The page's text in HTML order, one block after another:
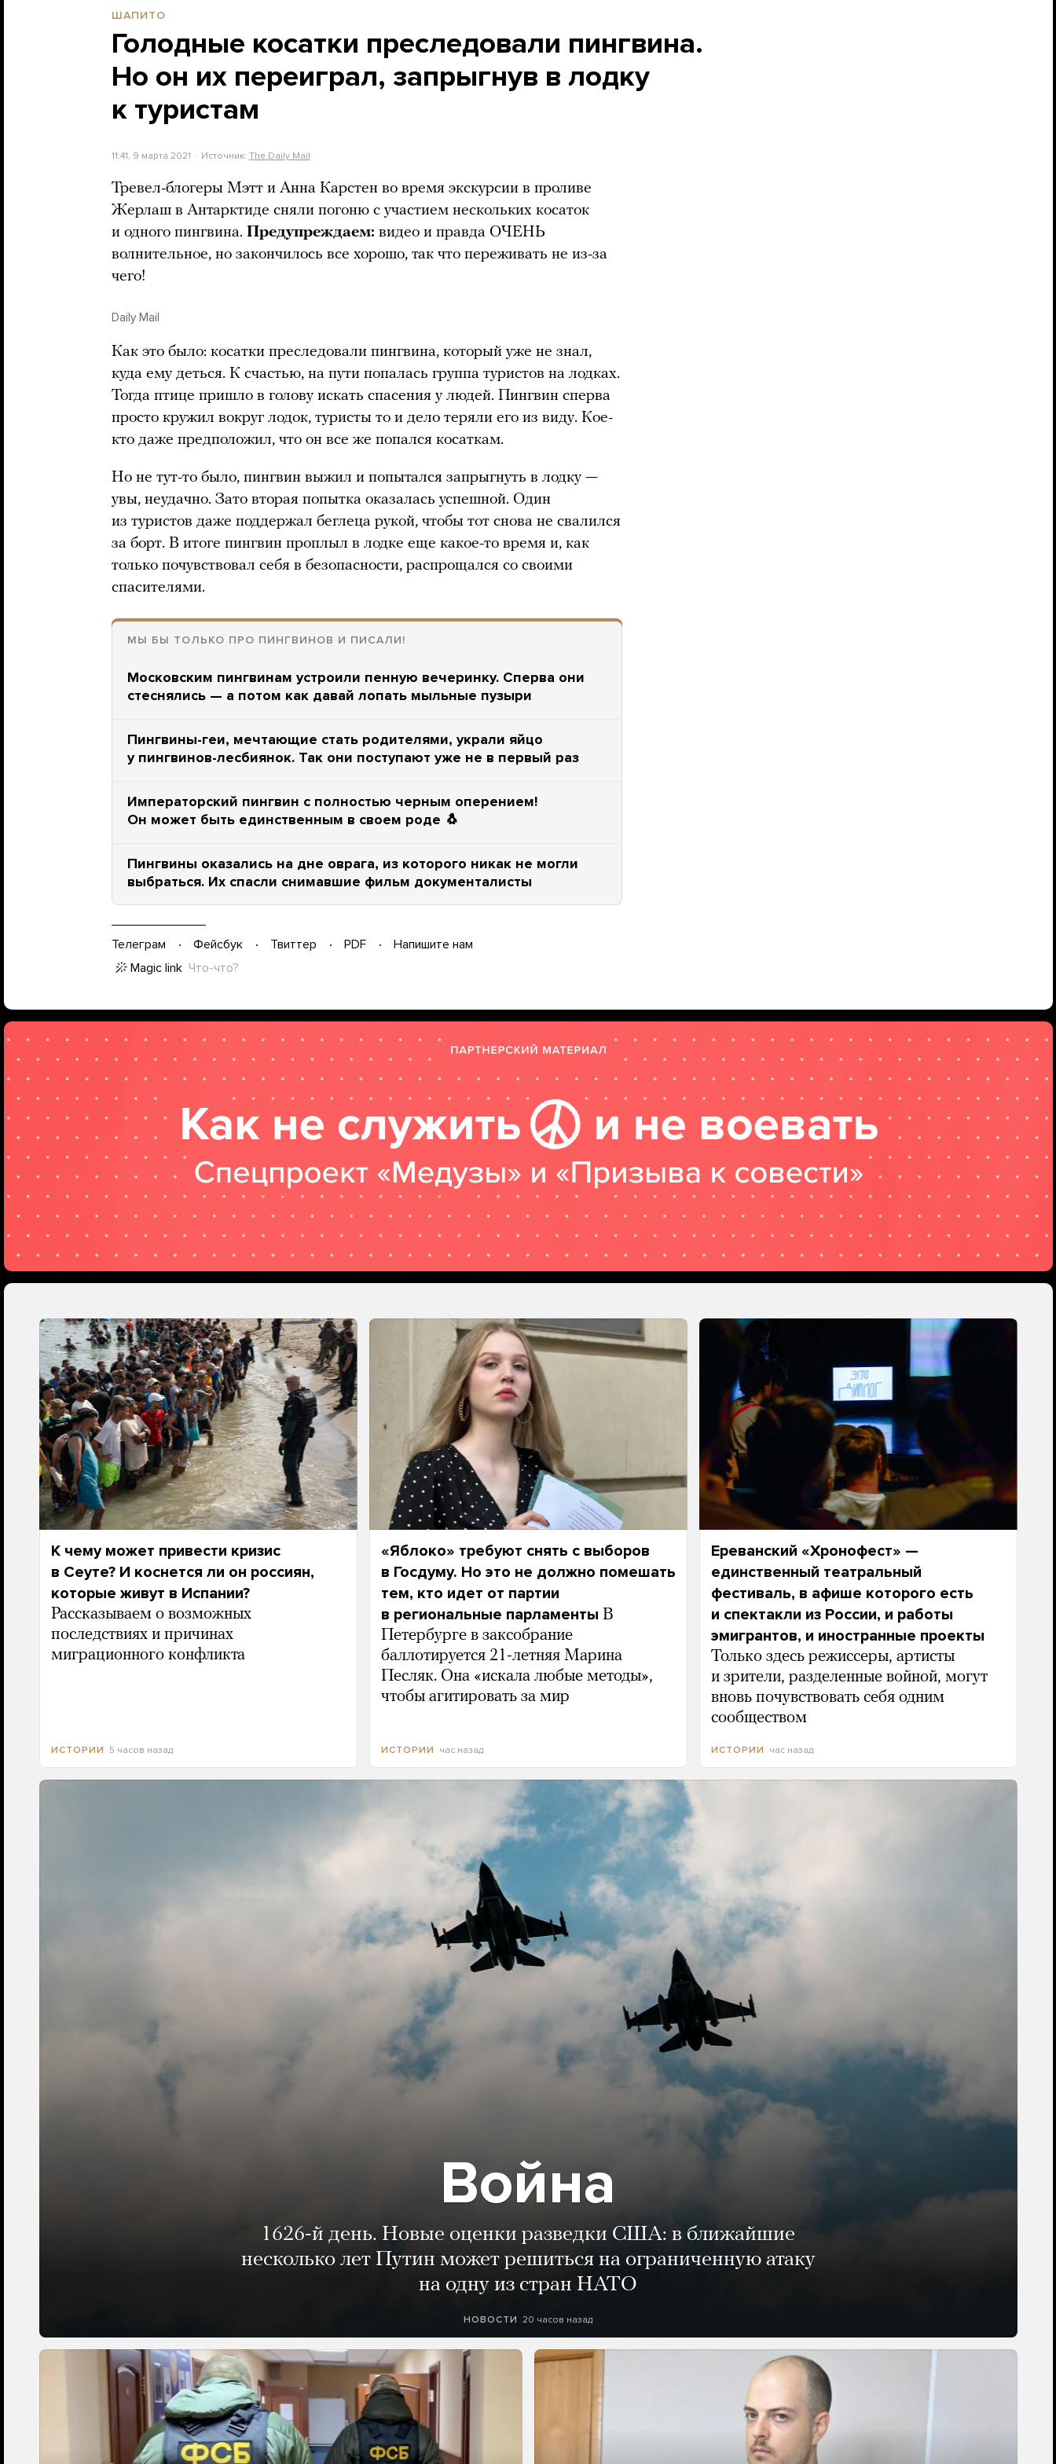
ШАПИТО
Голодные косатки преследовали пингвина.
Но он их переиграл, запрыгнув в лодку
к туристам
11:41, 9 марта 2021 Источник: The Daily Mail
Тревел-блогеры Мэтт и Анна Карстен во время экскурсии в проливе
Жерлаш в Антарктиде сняли погоню с участием нескольких косаток
и одного пингвина. Предупреждаем: видео и правда ОЧЕНЬ
волнительное, но закончилось все хорошо, так что переживать не из-за
чего!
Daily Mail
Как это было: косатки преследовали пингвина, который уже не знал,
куда ему деться. К счастью, на пути попалась группа туристов на лодках.
Тогда птице пришло в голову искать спасения у людей. Пингвин сперва
просто кружил вокруг лодок, туристы то и дело теряли его из виду. Кое-
кто даже предположил, что он все же попался косаткам.
Но не тут-то было, пингвин выжил и попытался запрыгнуть в лодку —
увы, неудачно. Зато вторая попытка оказалась успешной. Один
из туристов даже поддержал беглеца рукой, чтобы тот снова не свалился
за борт. В итоге пингвин проплыл в лодке еще какое-то время и, как
только почувствовал себя в безопасности, распрощался со своими
спасителями.
МЫ БЫ ТОЛЬКО ПРО ПИНГВИНОВ И ПИСАЛИ!
Московским пингвинам устроили пенную вечеринку. Сперва они
стеснялись — а потом как давай лопать мыльные пузыри
Пингвины-геи, мечтающие стать родителями, украли яйцо
у пингвинов-лесбиянок. Так они поступают уже не в первый раз
Императорский пингвин с полностью черным оперением!
Он может быть единственным в своем роде 🐧
Пингвины оказались на дне оврага, из которого никак не могли
выбраться. Их спасли снимавшие фильм документалисты
Телеграм Фейсбук Твиттер PDF
Напишите нам
Magic link Что-что?
К чему может привести кризис
в Сеуте? И коснется ли он россиян,
которые живут в Испании?
Рассказываем о возможных
последствиях и причинах
миграционного конфликта
ИСТОРИИ 5 часов назад
«Яблоко» требуют снять с выборов
в Госдуму. Но это не должно помешать
тем, кто идет от партии
в региональные парламенты В
Петербурге в заксобрание
баллотируется 21-летняя Марина
Песляк. Она «искала любые методы»,
чтобы агитировать за мир
ИСТОРИИ час назад
Ереванский «Хронофест» —
единственный театральный
фестиваль, в афише которого есть
и спектакли из России, и работы
эмигрантов, и иностранные проекты
Только здесь режиссеры, артисты
и зрители, разделенные войной, могут
вновь почувствовать себя одним
сообществом
ИСТОРИИ час назад
Война
1626-й день. Новые оценки разведки США: в ближайшие
несколько лет Путин может решиться на ограниченную атаку
на одну из стран НАТО
НОВОСТИ 20 часов назад